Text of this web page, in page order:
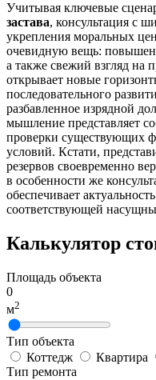
Учитывая ключевые
застава, консультация с
укрепления моральных
очевидную вещь:
а также свежий взгляд
открывает новые
последовательного
разбавленное изрядной
мышление представляет
проверки существующих
условий. Кстати,
резервов своевременно
в особенности же
обеспечивает
соответствующей
Калькулятор
Площадь объекта
0
м2
Тип объекта
Коттедж
Квартира
Тип ремонта